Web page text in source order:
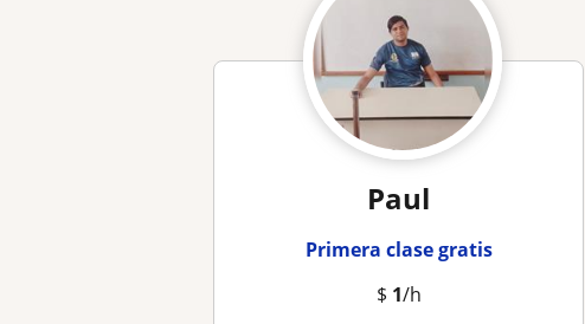
Paul
Primera clase gratis
$ 1/h